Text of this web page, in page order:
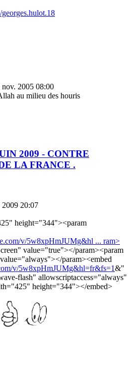
nov. 2005 08:00
au milieu des houris
2009 - CONTRE
LA FRANCE .
20:07
height="344"><param
v/5w8xpHmJUMg&hl ... ram>
value="true"></param><param
param><embed
v/5w8xpHmJUMg&hl=fr&fs=1&"
flash" allowscriptaccess="always"
height="344"></embed>